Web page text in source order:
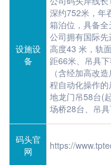
设施设
备
深约752米，年
箱泊位，具备全
公司拥有国际
高度43 米，轨
距66米、吊具
（含经加高改
程自动化操作
地龙门吊58台(
场桥28台、吊
码头官
网
https://